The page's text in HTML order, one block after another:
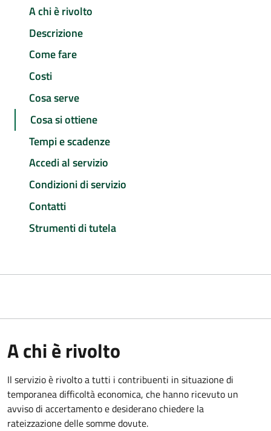
A chi è rivolto
Descrizione
Come fare
Costi
Cosa serve
Cosa si ottiene
Tempi e scadenze
Accedi al servizio
Condizioni di servizio
Contatti
Strumenti di tutela
A chi è rivolto
Il servizio è rivolto a tutti i contribuenti in situazione di
temporanea difficoltà economica, che hanno ricevuto un
avviso di accertamento e desiderano chiedere la
rateizzazione delle somme dovute.